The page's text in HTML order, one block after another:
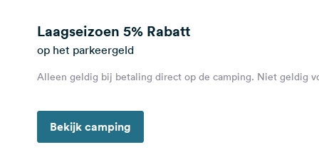
Laagseizoen 5% Rabatt
op het parkeergeld
Alleen geldig bij betaling direct op de camping. Niet geldig
Bekijk camping